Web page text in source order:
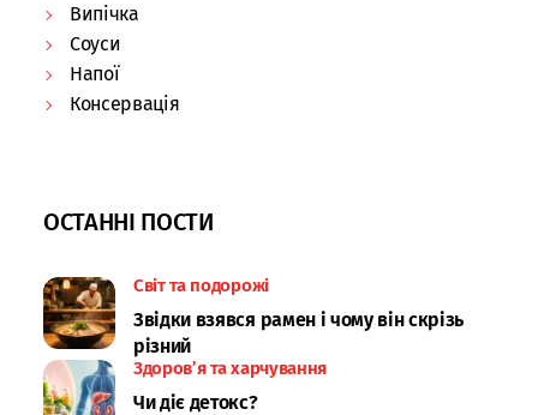
Випічка
Соуси
Напої
Консервація
ОСТАННІ ПОСТИ
Світ та подорожі
Звідки взявся рамен і чому він скрізь
різний
Здоров’я та харчування
Чи діє детокс?